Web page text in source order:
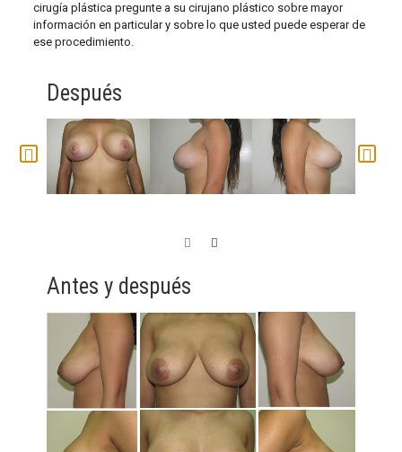
cirugía plástica pregunte a su cirujano plástico sobre mayor
información en particular y sobre lo que usted puede esperar de
ese procedimiento.
Después
Antes y después